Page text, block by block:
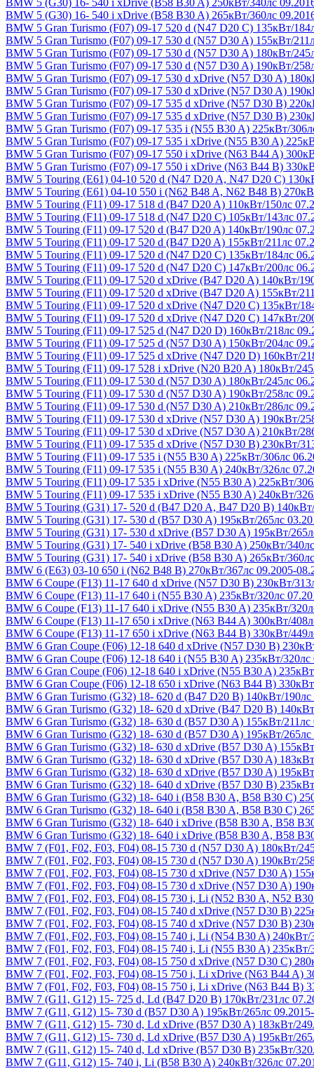
BMW 5 (G30) 16- 540 i xDrive (B58 B30 A) 265кВт/360лс
BMW 5 Gran Turismo (F07) 09-17 520 d (N47 D20 C) 135кВт/
BMW 5 Gran Turismo (F07) 09-17 530 d (N57 D30 A) 155кВт/
BMW 5 Gran Turismo (F07) 09-17 530 d (N57 D30 A) 180кВт/
BMW 5 Gran Turismo (F07) 09-17 530 d (N57 D30 A) 190кВт/
BMW 5 Gran Turismo (F07) 09-17 530 d xDrive (N57 D30 A)
BMW 5 Gran Turismo (F07) 09-17 530 d xDrive (N57 D30 A)
BMW 5 Gran Turismo (F07) 09-17 535 d xDrive (N57 D30 B)
BMW 5 Gran Turismo (F07) 09-17 535 d xDrive (N57 D30 B)
BMW 5 Gran Turismo (F07) 09-17 535 i (N55 B30 A) 225кВт/
BMW 5 Gran Turismo (F07) 09-17 535 i xDrive (N55 B30 A)
BMW 5 Gran Turismo (F07) 09-17 550 i xDrive (N63 B44 A)
BMW 5 Gran Turismo (F07) 09-17 550 i xDrive (N63 B44 B)
BMW 5 Touring (E61) 04-10 520 d (N47 D20 A, N47 D20 C)
BMW 5 Touring (E61) 04-10 550 i (N62 B48 A, N62 B48 B)
BMW 5 Touring (F11) 09-17 518 d (B47 D20 A) 110кВт/150лс
BMW 5 Touring (F11) 09-17 518 d (N47 D20 C) 105кВт/143лс
BMW 5 Touring (F11) 09-17 520 d (B47 D20 A) 140кВт/190лс
BMW 5 Touring (F11) 09-17 520 d (B47 D20 A) 155кВт/211лс
BMW 5 Touring (F11) 09-17 520 d (N47 D20 C) 135кВт/184лс
BMW 5 Touring (F11) 09-17 520 d (N47 D20 C) 147кВт/200лс
BMW 5 Touring (F11) 09-17 520 d xDrive (B47 D20 A) 140кВт/
BMW 5 Touring (F11) 09-17 520 d xDrive (B47 D20 A) 155кВт/
BMW 5 Touring (F11) 09-17 520 d xDrive (N47 D20 C) 135кВт/
BMW 5 Touring (F11) 09-17 520 d xDrive (N47 D20 C) 147кВт/
BMW 5 Touring (F11) 09-17 525 d (N47 D20 D) 160кВт/218лс
BMW 5 Touring (F11) 09-17 525 d (N57 D30 A) 150кВт/204лс
BMW 5 Touring (F11) 09-17 525 d xDrive (N47 D20 D) 160кВт/
BMW 5 Touring (F11) 09-17 528 i xDrive (N20 B20 A) 180кВт/
BMW 5 Touring (F11) 09-17 530 d (N57 D30 A) 180кВт/245лс
BMW 5 Touring (F11) 09-17 530 d (N57 D30 A) 190кВт/258лс
BMW 5 Touring (F11) 09-17 530 d (N57 D30 A) 210кВт/286лс
BMW 5 Touring (F11) 09-17 530 d xDrive (N57 D30 A) 190кВт/
BMW 5 Touring (F11) 09-17 530 d xDrive (N57 D30 A) 210кВт/
BMW 5 Touring (F11) 09-17 535 d xDrive (N57 D30 B) 230кВт/
BMW 5 Touring (F11) 09-17 535 i (N55 B30 A) 225кВт/306лс
BMW 5 Touring (F11) 09-17 535 i (N55 B30 A) 240кВт/326лс
BMW 5 Touring (F11) 09-17 535 i xDrive (N55 B30 A) 225кВт/
BMW 5 Touring (F11) 09-17 535 i xDrive (N55 B30 A) 240кВт/
BMW 5 Touring (G31) 17- 520 d (B47 D20 A, B47 D20 B)
BMW 5 Touring (G31) 17- 530 d (B57 D30 A) 195кВт/265лс
BMW 5 Touring (G31) 17- 530 d xDrive (B57 D30 A) 195кВт/
BMW 5 Touring (G31) 17- 540 i xDrive (B58 B30 A) 250кВт/
BMW 5 Touring (G31) 17- 540 i xDrive (B58 B30 A) 265кВт/
BMW 6 (E63) 03-10 650 i (N62 B48 B) 270кВт/367лс 09.2005-
BMW 6 Coupe (F13) 11-17 640 d xDrive (N57 D30 B) 230кВт/
BMW 6 Coupe (F13) 11-17 640 i (N55 B30 A) 235кВт/320лс
BMW 6 Coupe (F13) 11-17 640 i xDrive (N55 B30 A) 235кВт/
BMW 6 Coupe (F13) 11-17 650 i xDrive (N63 B44 A) 300кВт/
BMW 6 Coupe (F13) 11-17 650 i xDrive (N63 B44 B) 330кВт/
BMW 6 Gran Coupe (F06) 12-18 640 d xDrive (N57 D30 B)
BMW 6 Gran Coupe (F06) 12-18 640 i (N55 B30 A) 235кВт/320лс
BMW 6 Gran Coupe (F06) 12-18 640 i xDrive (N55 B30 A)
BMW 6 Gran Coupe (F06) 12-18 650 i xDrive (N63 B44 B)
BMW 6 Gran Turismo (G32) 18- 620 d (B47 D20 B) 140кВт/190лс
BMW 6 Gran Turismo (G32) 18- 620 d xDrive (B47 D20 B)
BMW 6 Gran Turismo (G32) 18- 630 d (B57 D30 A) 155кВт/211лс
BMW 6 Gran Turismo (G32) 18- 630 d (B57 D30 A) 195кВт/265лс
BMW 6 Gran Turismo (G32) 18- 630 d xDrive (B57 D30 A)
BMW 6 Gran Turismo (G32) 18- 630 d xDrive (B57 D30 A)
BMW 6 Gran Turismo (G32) 18- 630 d xDrive (B57 D30 A)
BMW 6 Gran Turismo (G32) 18- 640 d xDrive (B57 D30 B)
BMW 6 Gran Turismo (G32) 18- 640 i (B58 B30 A, B58 B30 C)
BMW 6 Gran Turismo (G32) 18- 640 i (B58 B30 A, B58 B30 C)
BMW 6 Gran Turismo (G32) 18- 640 i xDrive (B58 B30 A, B58
BMW 6 Gran Turismo (G32) 18- 640 i xDrive (B58 B30 A, B58
BMW 7 (F01, F02, F03, F04) 08-15 730 d (N57 D30 A) 180кВт/
BMW 7 (F01, F02, F03, F04) 08-15 730 d (N57 D30 A) 190кВт/
BMW 7 (F01, F02, F03, F04) 08-15 730 d xDrive (N57 D30 A)
BMW 7 (F01, F02, F03, F04) 08-15 730 d xDrive (N57 D30 A)
BMW 7 (F01, F02, F03, F04) 08-15 730 i, Li (N52 B30 A, N52
BMW 7 (F01, F02, F03, F04) 08-15 740 d xDrive (N57 D30 B)
BMW 7 (F01, F02, F03, F04) 08-15 740 d xDrive (N57 D30 B)
BMW 7 (F01, F02, F03, F04) 08-15 740 i, Li (N54 B30 A) 240кВт/
BMW 7 (F01, F02, F03, F04) 08-15 740 i, Li (N55 B30 A) 235кВт/
BMW 7 (F01, F02, F03, F04) 08-15 750 d xDrive (N57 D30 C)
BMW 7 (F01, F02, F03, F04) 08-15 750 i, Li xDrive (N63 B44 A)
BMW 7 (F01, F02, F03, F04) 08-15 750 i, Li xDrive (N63 B44 B)
BMW 7 (G11, G12) 15- 725 d, Ld (B47 D20 B) 170кВт/231лс
BMW 7 (G11, G12) 15- 730 d (B57 D30 A) 195кВт/265лс 09.2015-
BMW 7 (G11, G12) 15- 730 d, Ld xDrive (B57 D30 A) 183кВт/
BMW 7 (G11, G12) 15- 730 d, Ld xDrive (B57 D30 A) 195кВт/
BMW 7 (G11, G12) 15- 740 d, Ld xDrive (B57 D30 B) 235кВт/
BMW 7 (G11, G12) 15- 740 i, Li (B58 B30 A) 240кВт/326лс